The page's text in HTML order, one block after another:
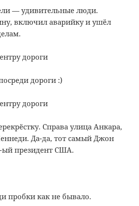
— удивительные люди.
включил аварийку и ушёл
дороги :)
Справа улица Анкара,
Да-да, тот самый Джон
президент США.
пробки как не бывало.